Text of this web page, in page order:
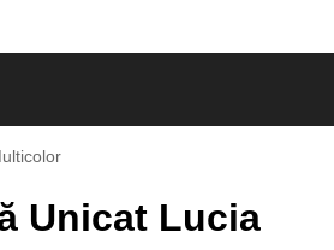
Unicat Lucia